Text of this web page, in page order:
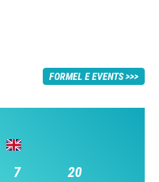
FORMEL E EVENTS
7 20